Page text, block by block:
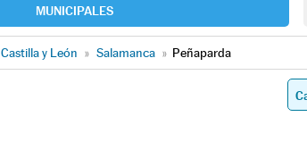
MUNICIPALES
Castilla y León » Salamanca » Peñaparda